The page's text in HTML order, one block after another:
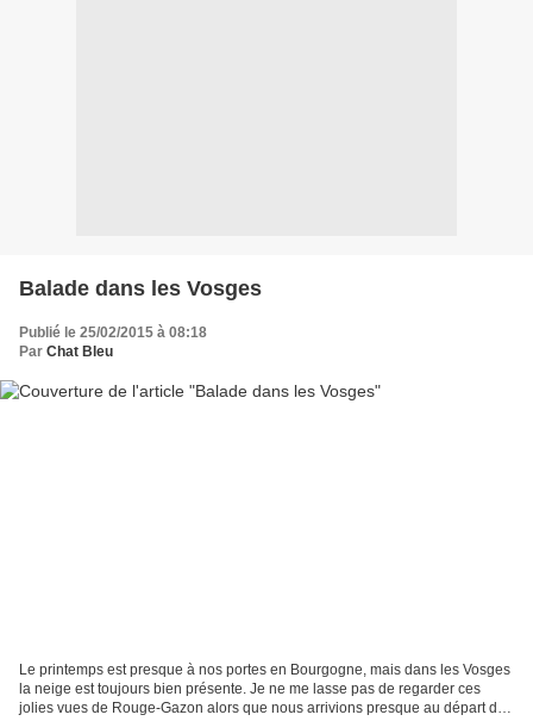
Balade dans les Vosges
Publié le 25/02/2015 à 08:18
Par Chat Bleu
Le printemps est presque à nos portes en Bourgogne, mais dans les Vosges
la neige est toujours bien présente. Je ne me lasse pas de regarder ces
jolies vues de Rouge-Gazon alors que nous arrivions presque au départ du